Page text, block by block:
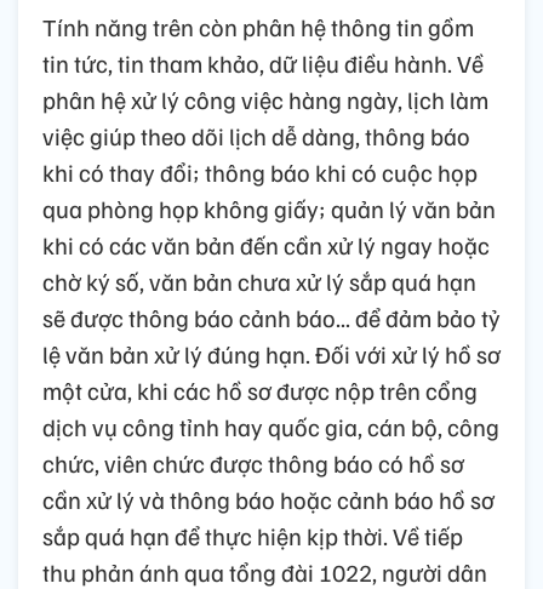
Tính năng trên còn phân hệ thông tin gồm
tin tức, tin tham khảo, dữ liệu điều hành. Về
phân hệ xử lý công việc hàng ngày, lịch làm
việc giúp theo dõi lịch dễ dàng, thông báo
khi có thay đổi; thông báo khi có cuộc họp
qua phòng họp không giấy; quản lý văn bản
khi có các văn bản đến cần xử lý ngay hoặc
chờ ký số, văn bản chưa xử lý sắp quá hạn
sẽ được thông báo cảnh báo... để đảm bảo tỷ
lệ văn bản xử lý đúng hạn. Đối với xử lý hồ sơ
một cửa, khi các hồ sơ được nộp trên cổng
dịch vụ công tỉnh hay quốc gia, cán bộ, công
chức, viên chức được thông báo có hồ sơ
cần xử lý và thông báo hoặc cảnh báo hồ sơ
sắp quá hạn để thực hiện kịp thời. Về tiếp
thu phản ánh qua tổng đài 1022, người dân